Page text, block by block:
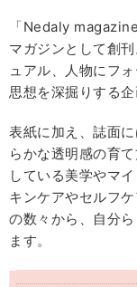
「Nedaly
マガジンとして創
ュアル、人物にフ
思想を深掘りする企
表紙に加え、誌面
らかな透明感の育
している美学やマ
キンケアやセルフ
の数々から、自分
ます。